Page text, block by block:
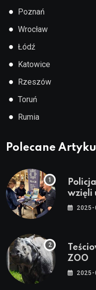
● Poznań
● Wrocław
● Łódź
● Katowice
● Rzeszów
● Toruń
● Rumia
Polecane
wzięli
ZOO